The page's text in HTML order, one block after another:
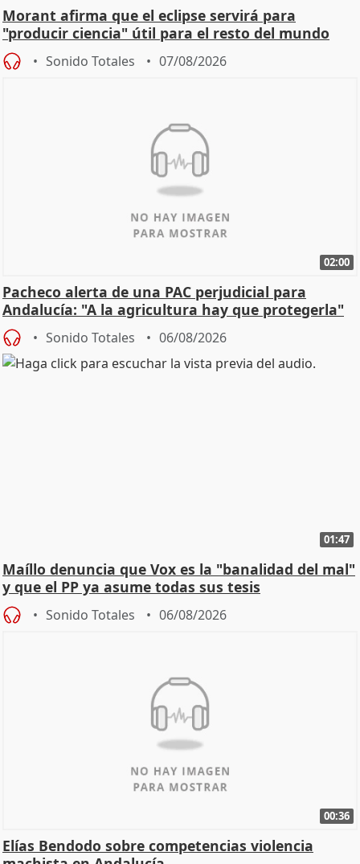
Morant afirma que el eclipse servirá para
"producir ciencia" útil para el resto del mundo
Sonido Totales 07/08/2026
02:00
Pacheco alerta de una PAC perjudicial para
Andalucía: "A la agricultura hay que protegerla"
Sonido Totales 06/08/2026
01:47
Maíllo denuncia que Vox es la "banalidad del mal"
y que el PP ya asume todas sus tesis
Sonido Totales 06/08/2026
00:36
Elías Bendodo sobre competencias violencia